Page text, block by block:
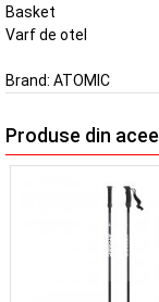
Basket
Varf de otel
Brand: ATOMIC
Produse din